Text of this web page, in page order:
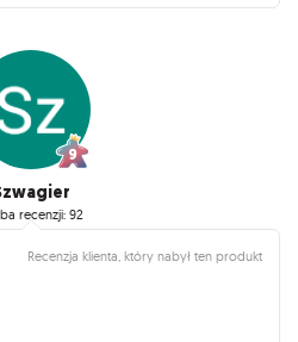
recenzji: 92
Recenzja klienta, który nabył ten produkt